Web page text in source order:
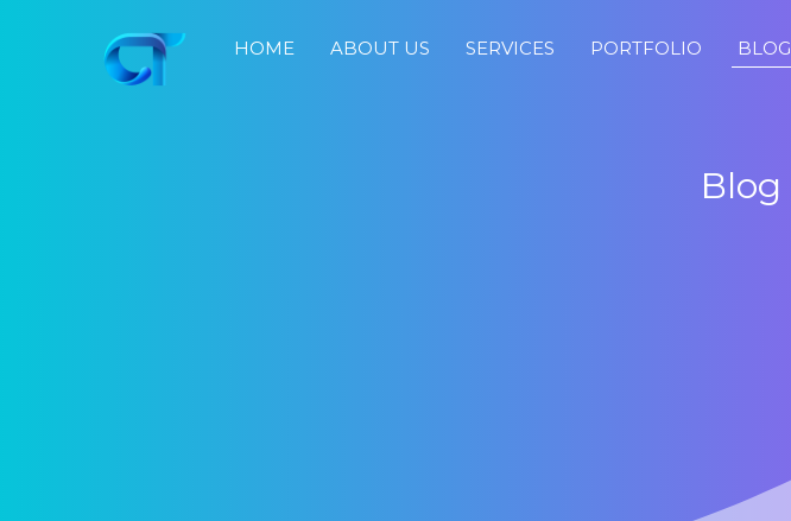
HOME ABOUT US SERVICES PORTFOLIO BLOG
Blog